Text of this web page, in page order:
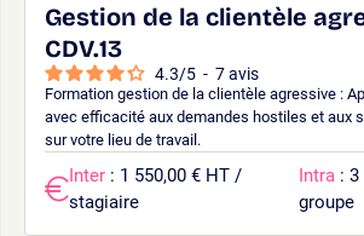
Gestion de la clientèle
CDV.13
4.3/5 - 7avis
Formation gestion de la clientèle agressive :
avec efficacité aux demandes hostiles et aux
sur votre lieu de travail.
Inter : 1 550,00 € HT /
stagiaire
Intra :
groupe